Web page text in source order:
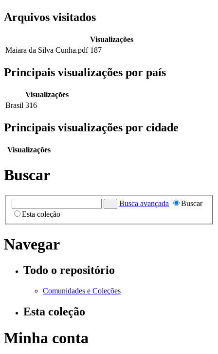
Arquivos visitados
Visualizações
Maiara da Silva Cunha.pdf 187
Principais visualizações por país
Visualizações
Brasil 316
Principais visualizações por cidade
Visualizações
Buscar
Busca avançada
Buscar
Esta coleção
Navegar
Todo o repositório
Comunidades e Coleções
Esta coleção
Minha conta